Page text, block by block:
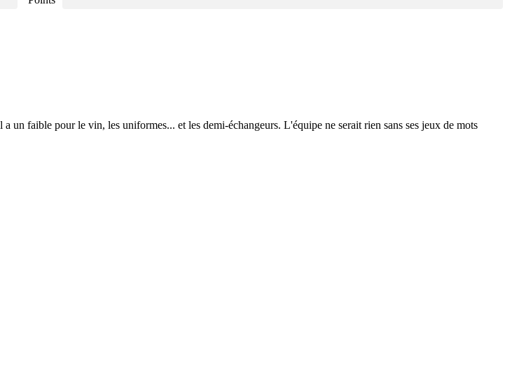
faible pour le vin, les uniformes... et les demi-échangeurs. L'équipe ne serait rien sans ses jeux de mots